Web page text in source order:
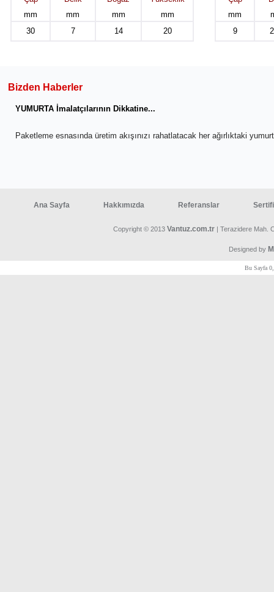
mm
mm
mm
mm
30
7 14 20
mm
9
Bizden Haberler
YUMURTA İmalatçılarının Dikkatine...
Paketleme esnasında üretim akışınızı rahatlatacak her ağırlıktaki
Ana Sayfa Hakkımızda Referanslar
Copyright © 2013 Vantuz.com.tr | Terazidere Mah.
Designed by
Bu Sayfa